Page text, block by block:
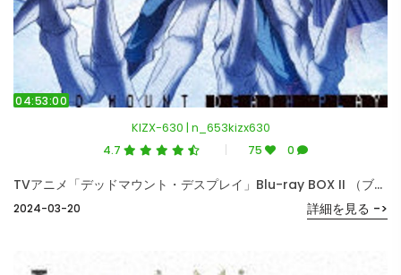
04:53:00
KIZX-630 | n_653kizx630
4.7 75 0
2024-03-20
TVアニメ「デッドマウント・デスプレイ」Blu-ray BOX II （ブルーレイディスク）
詳細を見る ->